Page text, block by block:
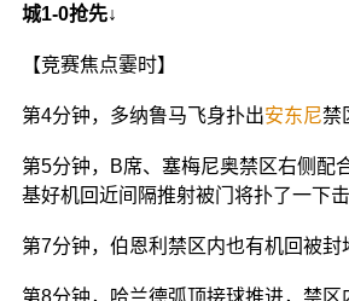
城1-0抢先↓
【竞赛焦点霎时】
第4分钟，多纳鲁马飞身扑出安东尼禁
第5分钟，B席、塞梅尼奥禁区右侧配
基好机回近间隔推射被门将扑了一下
第7分钟，伯恩利禁区内也有机回被封
第8分钟，哈兰德弧顶接球推进，禁区